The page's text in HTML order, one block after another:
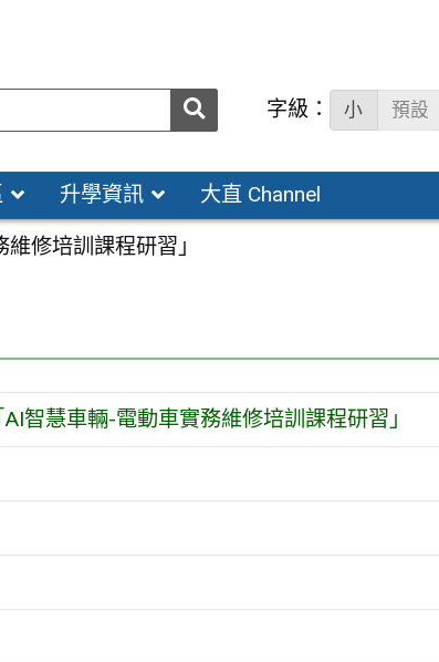
送出 字級： 小 預設
升學資訊 大直 Channel
修培訓課程研習」
智慧車輛-電動車實務維修培訓課程研習」